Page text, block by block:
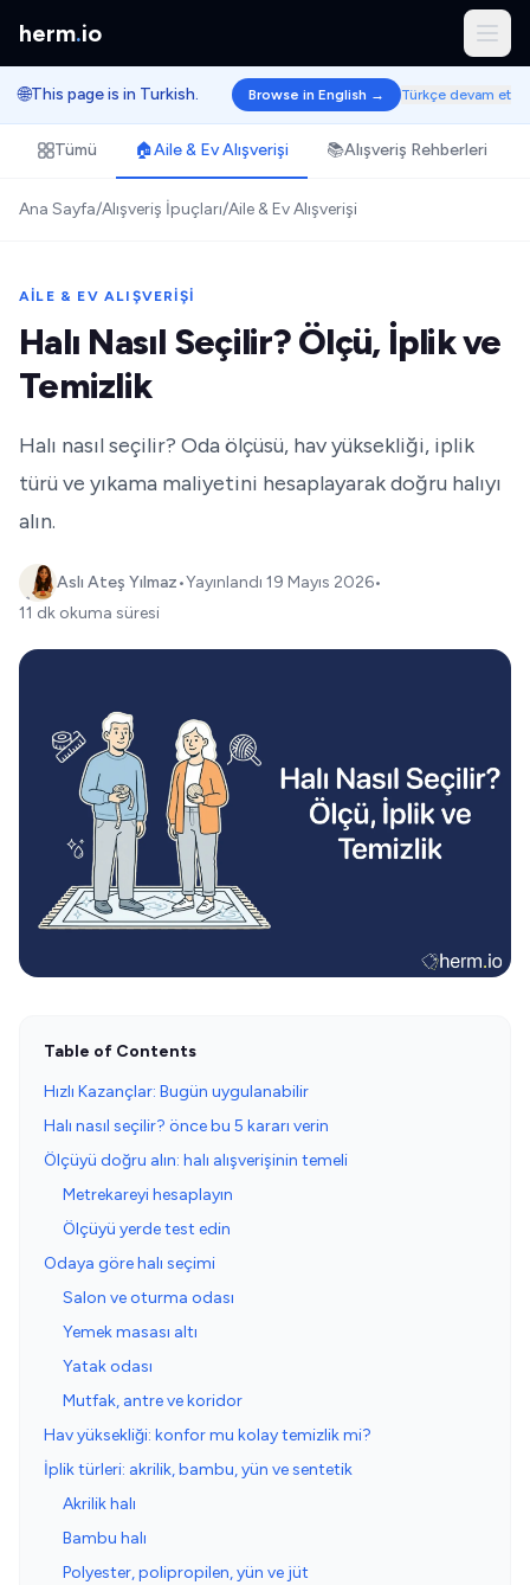
herm.io
🌐This page is in Turkish. Browse in English → Türkçe devam et
Tümü 🏠Aile & Ev Alışverişi 📚Alışveriş Rehberleri
Ana Sayfa/Alışveriş İpuçları/Aile & Ev Alışverişi
AILE & EV ALIŞVERIŞI
Halı Nasıl Seçilir? Ölçü, İplik ve
Temizlik
Halı nasıl seçilir? Oda ölçüsü, hav yüksekliği, iplik
türü ve yıkama maliyetini hesaplayarak doğru halıyı
alın.
Aslı Ateş Yılmaz•Yayınlandı 19 Mayıs 2026•
11 dk okuma süresi
Table of Contents
Hızlı Kazançlar: Bugün uygulanabilir
Halı nasıl seçilir? önce bu 5 kararı verin
Ölçüyü doğru alın: halı alışverişinin temeli
Metrekareyi hesaplayın
Ölçüyü yerde test edin
Odaya göre halı seçimi
Salon ve oturma odası
Yemek masası altı
Yatak odası
Mutfak, antre ve koridor
Hav yüksekliği: konfor mu kolay temizlik mi?
İplik türleri: akrilik, bambu, yün ve sentetik
Akrilik halı
Bambu halı
Polyester, polipropilen, yün ve jüt